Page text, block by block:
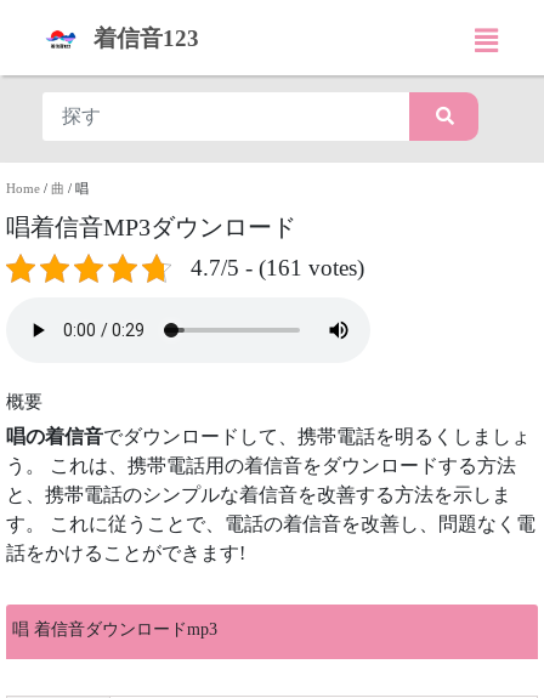
着信音123
Home / 曲 / 唱
唱着信音MP3ダウンロード
4.7/5 - (161 votes)
概要
唱の着信音でダウンロードして、携帯電話を明るくしましょ
う。 これは、携帯電話用の着信音をダウンロードする方法
と、携帯電話のシンプルな着信音を改善する方法を示しま
す。 これに従うことで、電話の着信音を改善し、問題なく電
話をかけることができます!
唱 着信音ダウンロードmp3